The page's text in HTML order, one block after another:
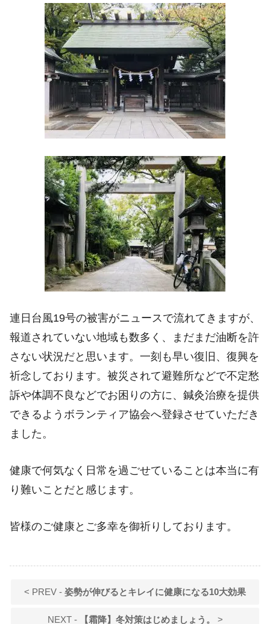
連日台風19号の被害がニュースで流れてきますが、
報道されていない地域も数多く、まだまだ油断を許
さない状況だと思います。一刻も早い復旧、復興を
祈念しております。被災されて避難所などで不定愁
訴や体調不良などでお困りの方に、鍼灸治療を提供
できるようボランティア協会へ登録させていただき
ました。
健康で何気なく日常を過ごせていることは本当に有
り難いことだと感じます。
皆様のご健康とご多幸を御祈りしております。
< PREV - 姿勢が伸びるとキレイに健康になる10大効果
NEXT - 【霜降】冬対策はじめましょう。 >